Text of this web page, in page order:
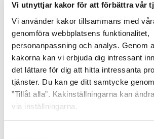
Vi utnyttjar kakor för att förbättra vår
Vi använder kakor tillsammans med
genomföra webbplatsens funktionalitet,
personanpassning och analys. Genom
kakorna kan vi erbjuda dig intressant
det lättare för dig att hitta intressanta
tjänster. Du kan ge ditt samtycke
”Tillåt alla”. Kakinställningarna kan
via inställningarna.
RELATERADE
Aquaflush
200